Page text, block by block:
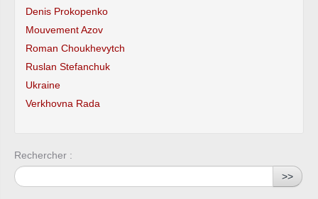
Denis Prokopenko
Mouvement Azov
Roman Choukhevytch
Ruslan Stefanchuk
Ukraine
Verkhovna Rada
Rechercher :
>>